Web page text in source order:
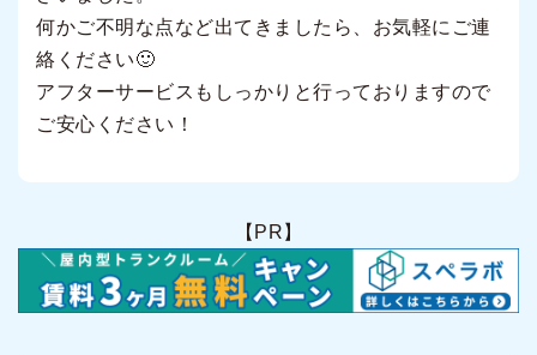
何かご不明な点など出てきましたら、お気軽にご連
絡ください🙂
アフターサービスもしっかりと行っておりますので
ご安心ください！
【PR】